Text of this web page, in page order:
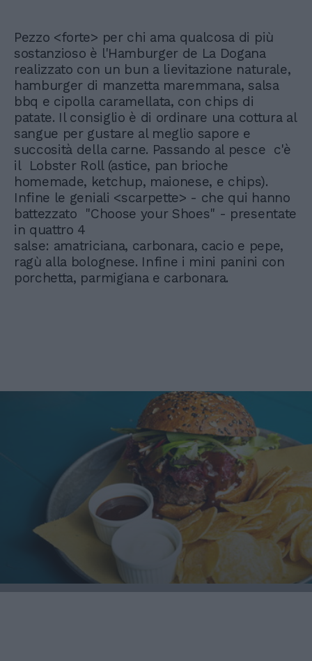
Pezzo <forte> per chi ama qualcosa di più
sostanzioso è l'Hamburger de La Dogana
realizzato con un bun a lievitazione naturale,
hamburger di manzetta maremmana, salsa
bbq e cipolla caramellata, con chips di
patate. Il consiglio è di ordinare una cottura al
sangue per gustare al meglio sapore e
succosità della carne. Passando al pesce c'è
il Lobster Roll (astice, pan brioche
homemade, ketchup, maionese, e chips).
Infine le geniali <scarpette> - che qui hanno
battezzato "Choose your Shoes" - presentate
in quattro 4
salse: amatriciana, carbonara, cacio e pepe,
ragù alla bolognese. Infine i mini panini con
porchetta, parmigiana e carbonara.